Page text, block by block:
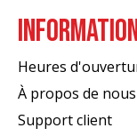
Heures
À propos de nous
Support client